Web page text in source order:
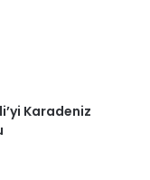
Karadeniz